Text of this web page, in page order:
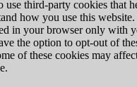
use third-party cookies that
how you use this website.
in your browser only with
the option to opt-out of
of these cookies may